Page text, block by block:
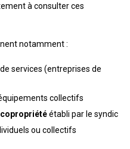
à consulter ces
notamment :
services (entreprises de
collectifs
établi par le syndic
ou collectifs